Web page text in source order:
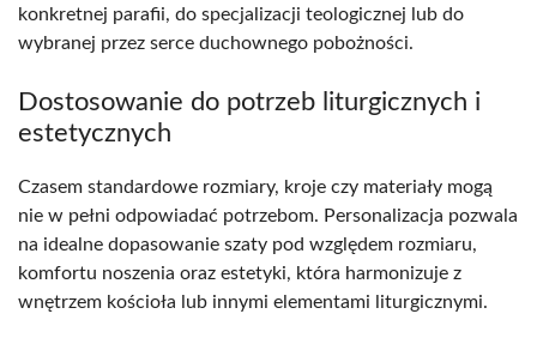
konkretnej parafii, do specjalizacji teologicznej lub do
wybranej przez serce duchownego pobożności.
Dostosowanie do potrzeb liturgicznych i
estetycznych
Czasem standardowe rozmiary, kroje czy materiały mogą
nie w pełni odpowiadać potrzebom. Personalizacja pozwala
na idealne dopasowanie szaty pod względem rozmiaru,
komfortu noszenia oraz estetyki, która harmonizuje z
wnętrzem kościoła lub innymi elementami liturgicznymi.